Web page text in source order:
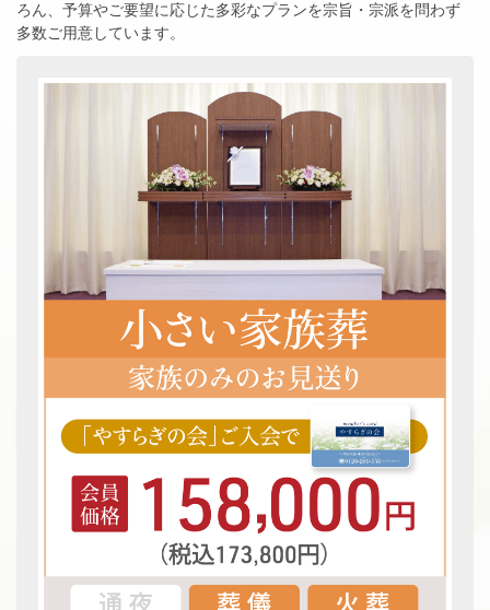
ろん、 予算やご要望に応じた多彩なプランを宗旨・宗派を問わず
多数ご用意しています。